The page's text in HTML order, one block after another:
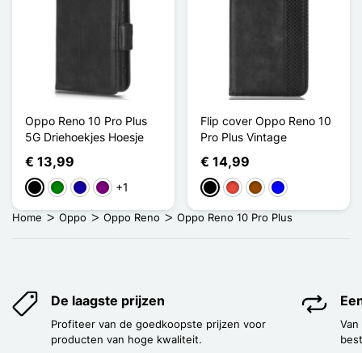
Oppo Reno 10 Pro Plus
5G Driehoekjes Hoesje
€ 13,99
ZwartGroenDonkerblauw
Purper
+1
Flip cover Oppo Reno 10
Pro Plus Vintage
€ 14,99
ZwartRoodBruinBlauw
Home Oppo Oppo Reno Oppo Reno 10 Pro Plus
De laagste prijzen
Profiteer van de goedkoopste prijzen voor
producten van hoge kwaliteit.